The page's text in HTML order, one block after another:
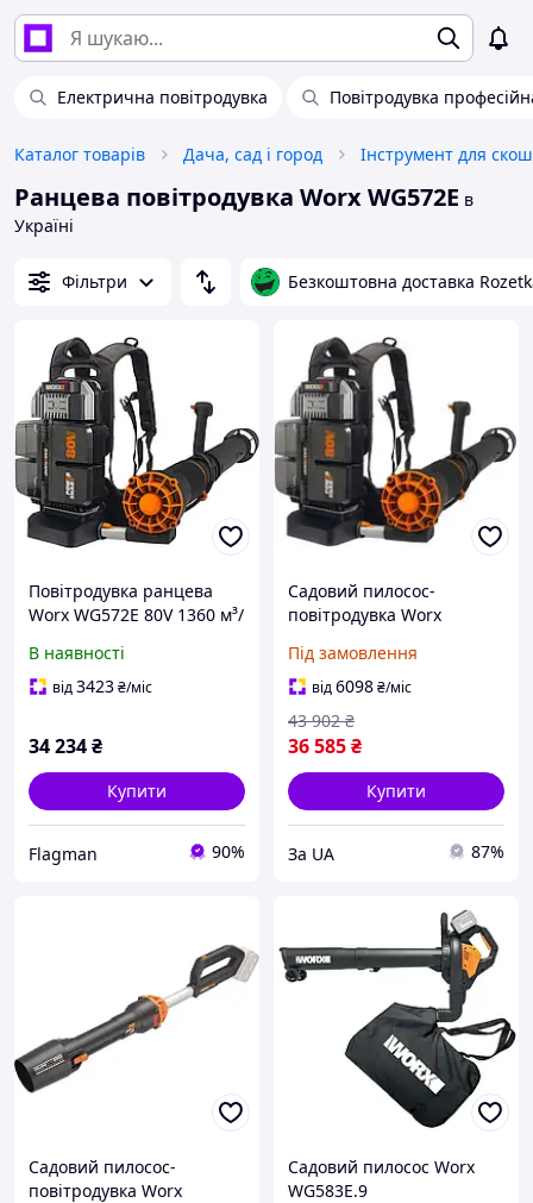
Електрична повітродувка Повітродувка
Каталог товарів Дача, сад і город Інструмент для
Ранцева повітродувка Worx WG572E в
Україні
Фільтри Безкоштовна доставка
Повітродувка ранцева
Worx WG572E 80V 1360 м³/
В наявності
від3423₴/міс
34 234₴
Купити
Flagman 90%
Садовий пилосос-
повітродувка Worx
Під замовлення
від6098₴/міс
36 585₴
43 902 ₴
Купити
За UA 87%
Садовий пилосос-
повітродувка Worx
Садовий пилосос Worx
WG583E.9